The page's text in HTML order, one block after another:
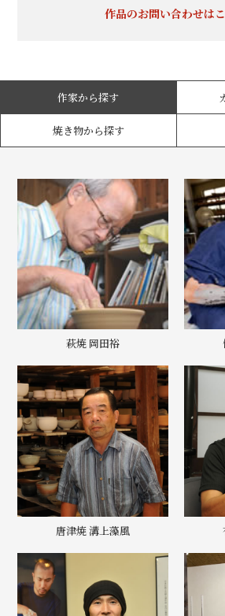
作品のお問い合わせは
作家から探す
焼き物から探す
萩焼 岡田裕
唐津焼 溝上藻風